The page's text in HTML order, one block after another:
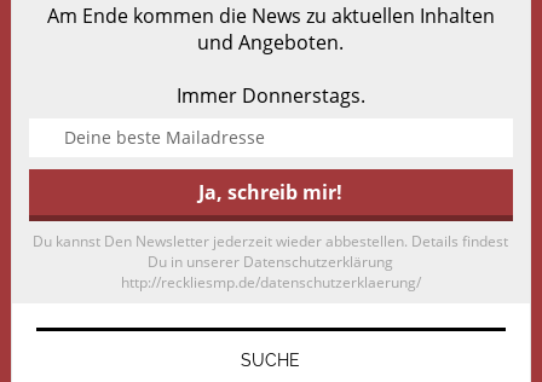
Am Ende kommen die News zu aktuellen Inhalten
und Angeboten.
Immer Donnerstags.
Du kannst Den Newsletter jederzeit wieder abbestellen. Details findest
Du in unserer Datenschutzerklärung
http://reckliesmp.de/datenschutzerklaerung/
SUCHE